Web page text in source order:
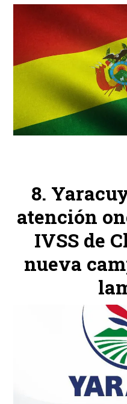
atención
IVSS de
nueva